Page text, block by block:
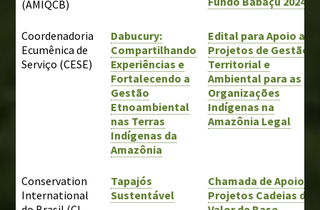
(AMIQCB)
Coordenadoria
Ecumênica de
Serviço (CESE)
Dabucury:
Compartilhando
Experiências e
Fortalecendo a
Gestão
Etnoambiental
nas Terras
Indígenas da
Amazônia
Edital para Apoio a
Projetos de Gestão
Territorial e
Ambiental para as
Organizações
Indígenas na
Amazônia Legal
Conservation
International
Tapajós
Sustentável
Chamada deApoio a
Projetos Cadeias de